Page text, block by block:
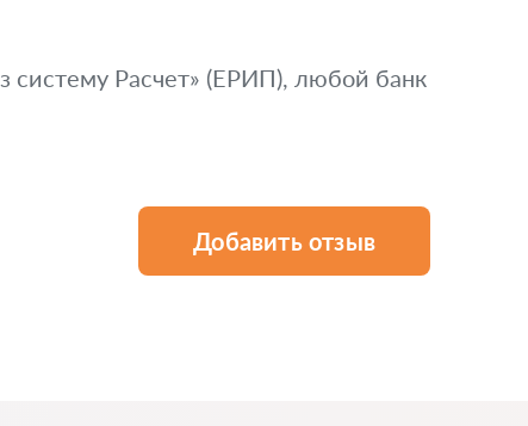
Расчет» (ЕРИП), любой банк
Добавить отзыв